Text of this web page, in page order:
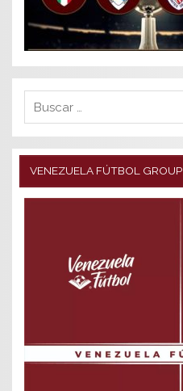
VENEZUELA FÚTBOL GROUP